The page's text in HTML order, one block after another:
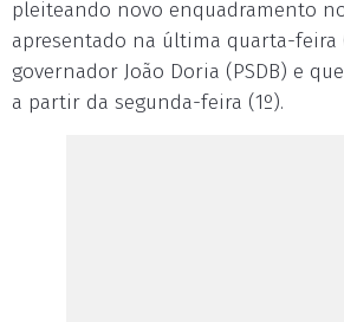
pleiteando novo enquadramento
apresentado na última quarta-feira
governador João Doria (PSDB) e
a partir da segunda-feira (1º).